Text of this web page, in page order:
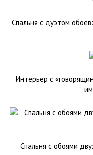
Спальня с дуэтом
Интерьер с
Спальня с обоями